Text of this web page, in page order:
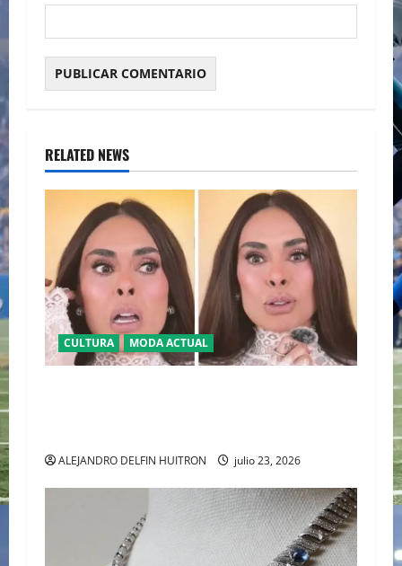
RELATED NEWS
CULTURA MODA ACTUAL
ALEJANDRO DELFIN HUITRON julio 23, 2026